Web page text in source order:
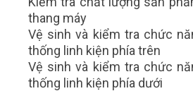
thang máy
Vệ sinh và kiểm tra chức
thống linh kiện phía trên
Vệ sinh và kiểm tra chức
thống linh kiện phía dưới